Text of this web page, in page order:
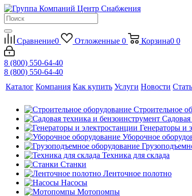
Сравнение0 Отложенные 0 Корзина0 0
8 (800) 550-64-40
8 (800) 550-64-40
Каталог Компания Как купить Услуги Новости
Строительное
Генераторы и
Уборочное
Техника для склада
Станки
Ленточное полотно
Насосы
Мотопомпы